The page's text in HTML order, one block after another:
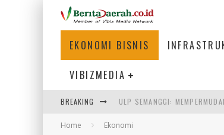
EKONOMI BISNIS
VIBIZMEDIA
BREAKING
ULP SEMANGGI:
BAKMI PANGSIT AYAM,
KETIKA INSTITUSI
Home Ekonomi